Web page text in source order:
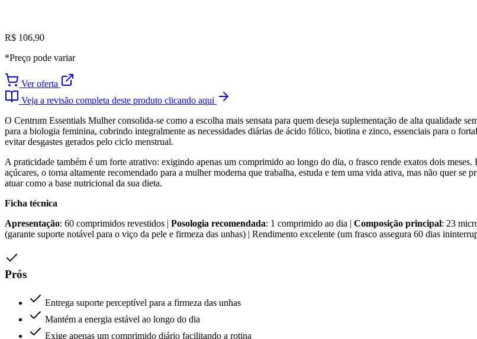
R$ 106,90
*Preço pode variar
Ver oferta
Veja a revisão completa deste produto clicando aqui
O Centrum Essentials Mulher consolida-se como a escolha mais sensata para quem deseja suplementação de alta qualidade
para a biologia feminina, cobrindo integralmente as necessidades diárias de ácido fólico, biotina e zinco, essenciais para o
evitar desgastes gerados pelo ciclo menstrual.
A praticidade também é um forte atrativo: exigindo apenas um comprimido ao longo do dia, o frasco rende exatos dois
açúcares, o torna altamente recomendado para a mulher moderna que trabalha, estuda e tem uma vida ativa, mas não quer
atuar como a base nutricional da sua dieta.
Ficha técnica
Apresentação: 60 comprimidos revestidos | Posologia recomendada: 1 comprimido ao dia | Composição principal: 23
(garante suporte notável para o viço da pele e firmeza das unhas) | Rendimento excelente (um frasco assegura 60 dias
Prós
Entrega suporte perceptível para a firmeza das unhas
Mantém a energia estável ao longo do dia
Exige apenas um comprimido diário facilitando a rotina